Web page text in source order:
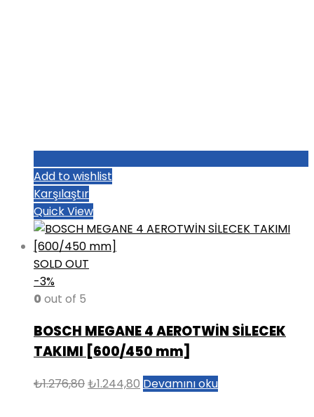
Add to wishlist
Karşılaştır
Quick View
SOLD OUT
-3%
0 out of 5
BOSCH MEGANE 4 AEROTWİN SİLECEK
TAKIMI [600/450 mm]
₺1.276,80Orijinal
₺1.244,80 Şu
Devamını oku